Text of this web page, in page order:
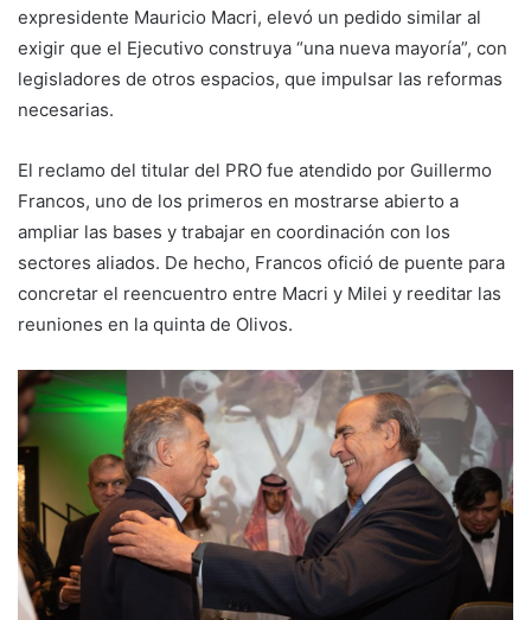
expresidente Mauricio Macri, elevó un pedido similar al
exigir que el Ejecutivo construya “una nueva mayoría”, con
legisladores de otros espacios, que impulsar las reformas
necesarias.
El reclamo del titular del PRO fue atendido por Guillermo
Francos, uno de los primeros en mostrarse abierto a
ampliar las bases y trabajar en coordinación con los
sectores aliados. De hecho, Francos ofició de puente para
concretar el reencuentro entre Macri y Milei y reeditar las
reuniones en la quinta de Olivos.